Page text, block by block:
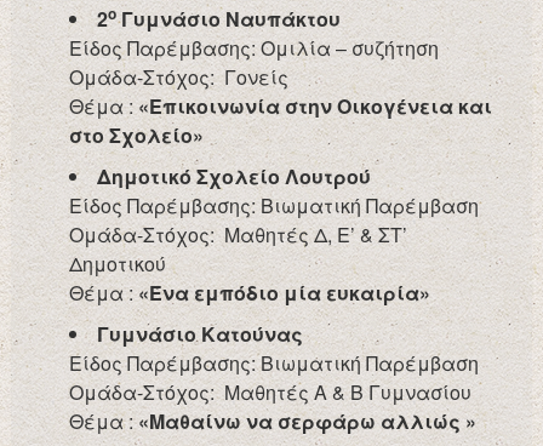
2oΓυμνάσιο Ναυπάκτου
Είδος Παρέμβασης: Ομιλία – συζήτηση
Ομάδα-Στόχος: Γονείς
Θέμα : «Επικοινωνία στην Οικογένεια και
στο Σχολείο»
Δημοτικό Σχολείο Λουτρού
Είδος Παρέμβασης: Βιωματική Παρέμβαση
Ομάδα-Στόχος: Μαθητές Δ, Ε’ & ΣΤ’
Δημοτικού
Θέμα :«Ένα εμπόδιο μία ευκαιρία»
Γυμνάσιο Κατούνας
Είδος Παρέμβασης: Βιωματική Παρέμβαση
Ομάδα-Στόχος: Μαθητές Α & Β Γυμνασίου
Θέμα :«Μαθαίνω να σερφάρω αλλιώς »